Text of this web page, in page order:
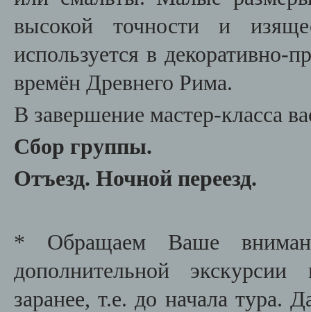
высокой точности и
используется в декоративно-
времён Древнего Рима.
В завершение мастер-класса
Сбор группы.
Отъезд. Ночной переезд.
* Обращаем Ваше
дополнительной
заранее, т.е. до начала тура.